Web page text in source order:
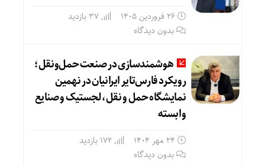
26 فروردین 1405
بدون دیدگاه
هوشمندسازی در صنعت حمل‌ونقل؛
رویکرد فارس‌تایر ایرانیان در نهمین
نمایشگاه حمل و نقل، لجستیک و صنایع
وابسته
24 مهر 1404
بدون دیدگاه